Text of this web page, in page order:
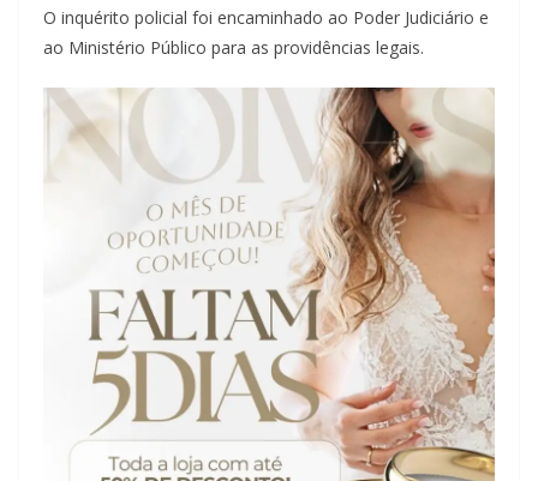
O inquérito policial foi encaminhado ao Poder Judiciário e
ao Ministério Público para as providências legais.